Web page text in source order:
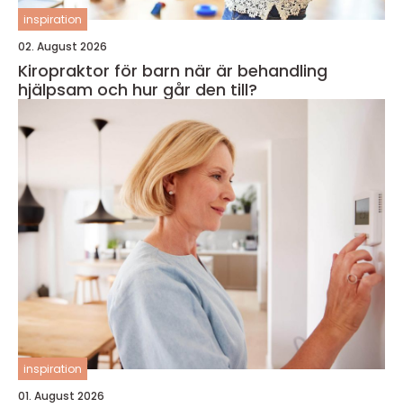
inspiration
02. August 2026
Kiropraktor för barn när är behandling
hjälpsam och hur går den till?
inspiration
01. August 2026